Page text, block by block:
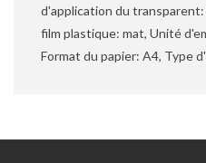
d'application du
film plastique: mat, Unité
Format du papier: A4, Type